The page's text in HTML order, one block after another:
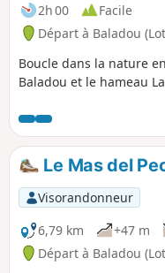
2h 00
Facile
Départ à Baladou
Boucle dans la nature
Baladou et le hameau
Le Mas del
Visorandonneur
6,79 km
+47 m
Départ à Baladou